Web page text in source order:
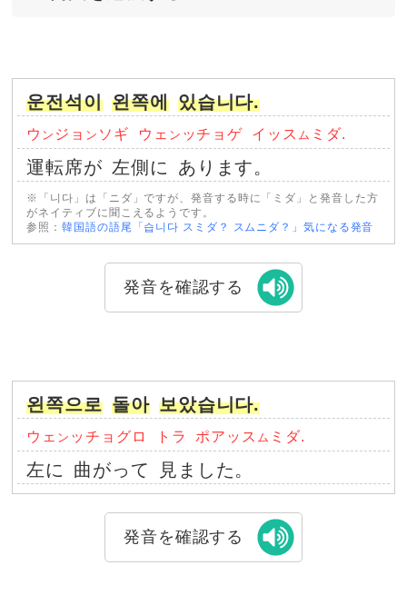
운전석이 왼쪽에 있습니다.
ウ ン ジョ ン ソギ ウェ ン ッチョゲ イッス ム ミダ.
運転席が 左側に あります。
※「니다」は「ニダ」ですが、発音する時に「ミダ」と発音した方
がネイティブに聞こえるようです。
参照：韓国語の語尾「습니다 スミダ？ スムニダ？」気になる発音
発音を確認する
왼쪽으로 돌아 보았습니다.
ウェ ン ッチョグロ トラ ポアッス ム ミダ.
左に 曲がって 見ました。
発音を確認する